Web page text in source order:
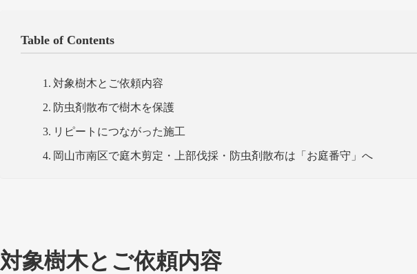
Table of Contents
対象樹木とご依頼内容
防虫剤散布で樹木を保護
リピートにつながった施工
岡山市南区で庭木剪定・上部伐採・防虫剤散布は「お庭番守」へ
対象樹木とご依頼内容